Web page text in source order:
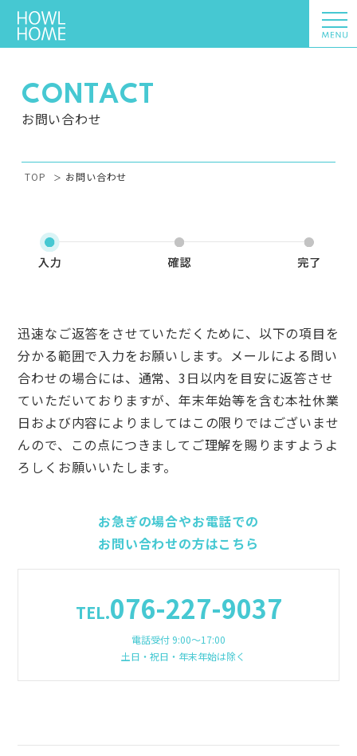
CONTACT
お問い合わせ
TOP お問い合わせ
迅速なご返答をさせていただくために、以下の項目を
分かる範囲で入力をお願いします。メールによる問い
合わせの場合には、通常、3日以内を目安に返答させ
ていただいておりますが、年末年始等を含む本社休業
日および内容によりましてはこの限りではございませ
んので、この点につきましてご理解を賜りますようよ
ろしくお願いいたします。
お急ぎの場合やお電話での
お問い合わせの方はこちら
TEL.076-227-9037
電話受付 9:00〜17:00
土日・祝日・年末年始は除く